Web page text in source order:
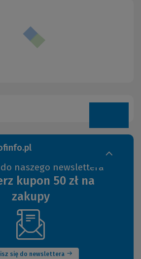
do naszego newslettera
kupon 50 zł na
zakupy
się do newslettera
(Nowe
okno)